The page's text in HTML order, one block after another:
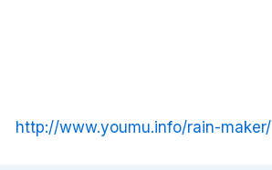
http://www.youmu.info/rain-maker/